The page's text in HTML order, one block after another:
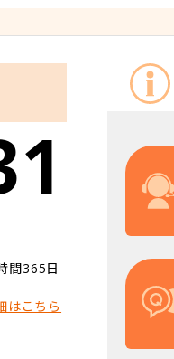
間365日
はこちら